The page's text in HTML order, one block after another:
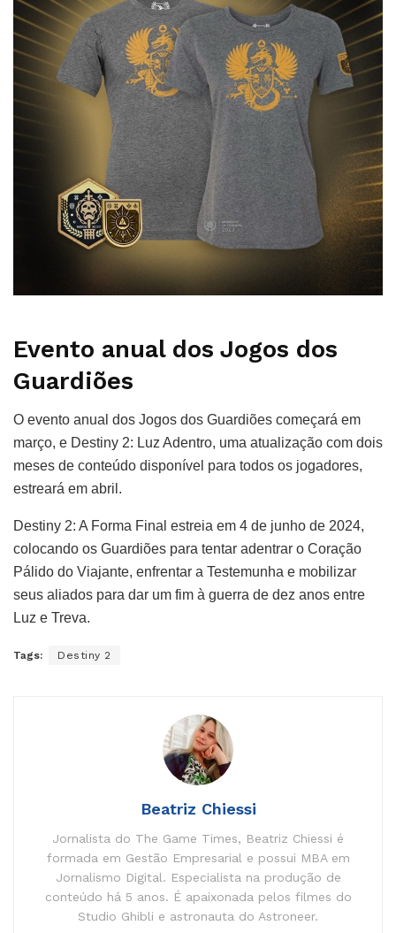
Evento anual dos Jogos dos
Guardiões
O evento anual dos Jogos dos Guardiões começará em
março, e Destiny 2: Luz Adentro, uma atualização com dois
meses de conteúdo disponível para todos os jogadores,
estreará em abril.
Destiny 2: A Forma Final estreia em 4 de junho de 2024,
colocando os Guardiões para tentar adentrar o Coração
Pálido do Viajante, enfrentar a Testemunha e mobilizar
seus aliados para dar um fim à guerra de dez anos entre
Luz e Treva.
Tags: Destiny 2
Beatriz Chiessi
Jornalista do The Game Times, Beatriz Chiessi é
formada em Gestão Empresarial e possui MBA em
Jornalismo Digital. Especialista na produção de
conteúdo há 5 anos. É apaixonada pelos filmes do
Studio Ghibli e astronauta do Astroneer.